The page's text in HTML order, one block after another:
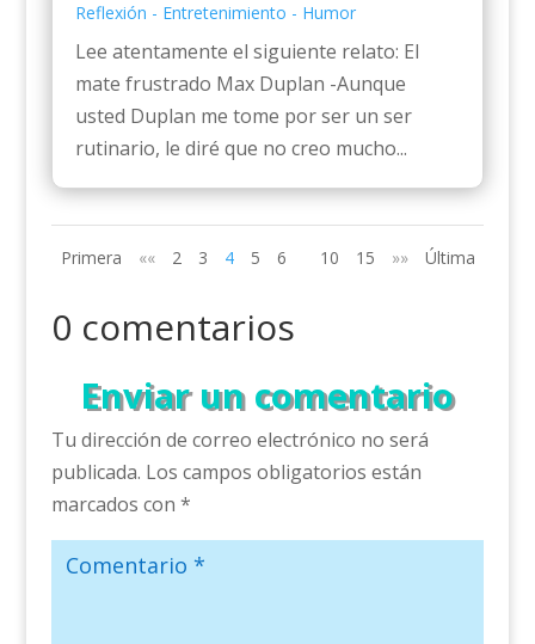
Reflexión - Entretenimiento - Humor
Lee atentamente el siguiente relato: El
mate frustrado Max Duplan -Aunque
usted Duplan me tome por ser un ser
rutinario, le diré que no creo mucho...
Primera «« 2 3 4 5 6 10 15 »» Última
0 comentarios
Enviar un comentario
Tu dirección de correo electrónico no será
publicada. Los campos obligatorios están
marcados con *